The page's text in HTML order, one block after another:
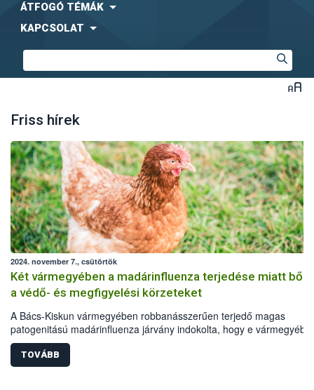
ÁTFOGÓ TÉMÁK
KAPCSOLAT
Friss hírek
2024. november 7., csütörtök
Két vármegyében a madárinfluenza terjedése miatt
a védő- és megfigyelési körzeteket
A Bács-Kiskun vármegyében robbanásszerűen terjedő magas
patogenitású madárinfluenza járvány indokolta, hogy e
Csongrád-Csanád vármegyében is nagy arányban bővítsék a védő-
megfigyelési körzeteket. A Nemzeti Élelmiszerlánc-biztonsági Hivatal
(Nébih) változatlanul felhívja az állattartók figyelmét, hogy tartsák
TOVÁBB